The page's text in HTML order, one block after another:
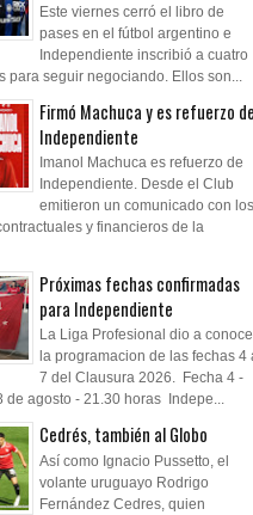
Este viernes cerró el libro de
pases en el fútbol argentino e
Independiente inscribió a cuatro
para seguir negociando. Ellos son...
Firmó Machuca y es refuerzo de
Independiente
Imanol Machuca es refuerzo de
Independiente. Desde el Club
emitieron un comunicado con los
y financieros de la
Próximas fechas confirmadas
para Independiente
La Liga Profesional dio a
la programacion de las fechas 4
7 del Clausura 2026. Fecha 4 -
de agosto - 21.30 horas Indepe...
Cedrés, también al Globo
Así como Ignacio Pussetto, el
volante uruguayo Rodrigo
Fernández Cedres, quien